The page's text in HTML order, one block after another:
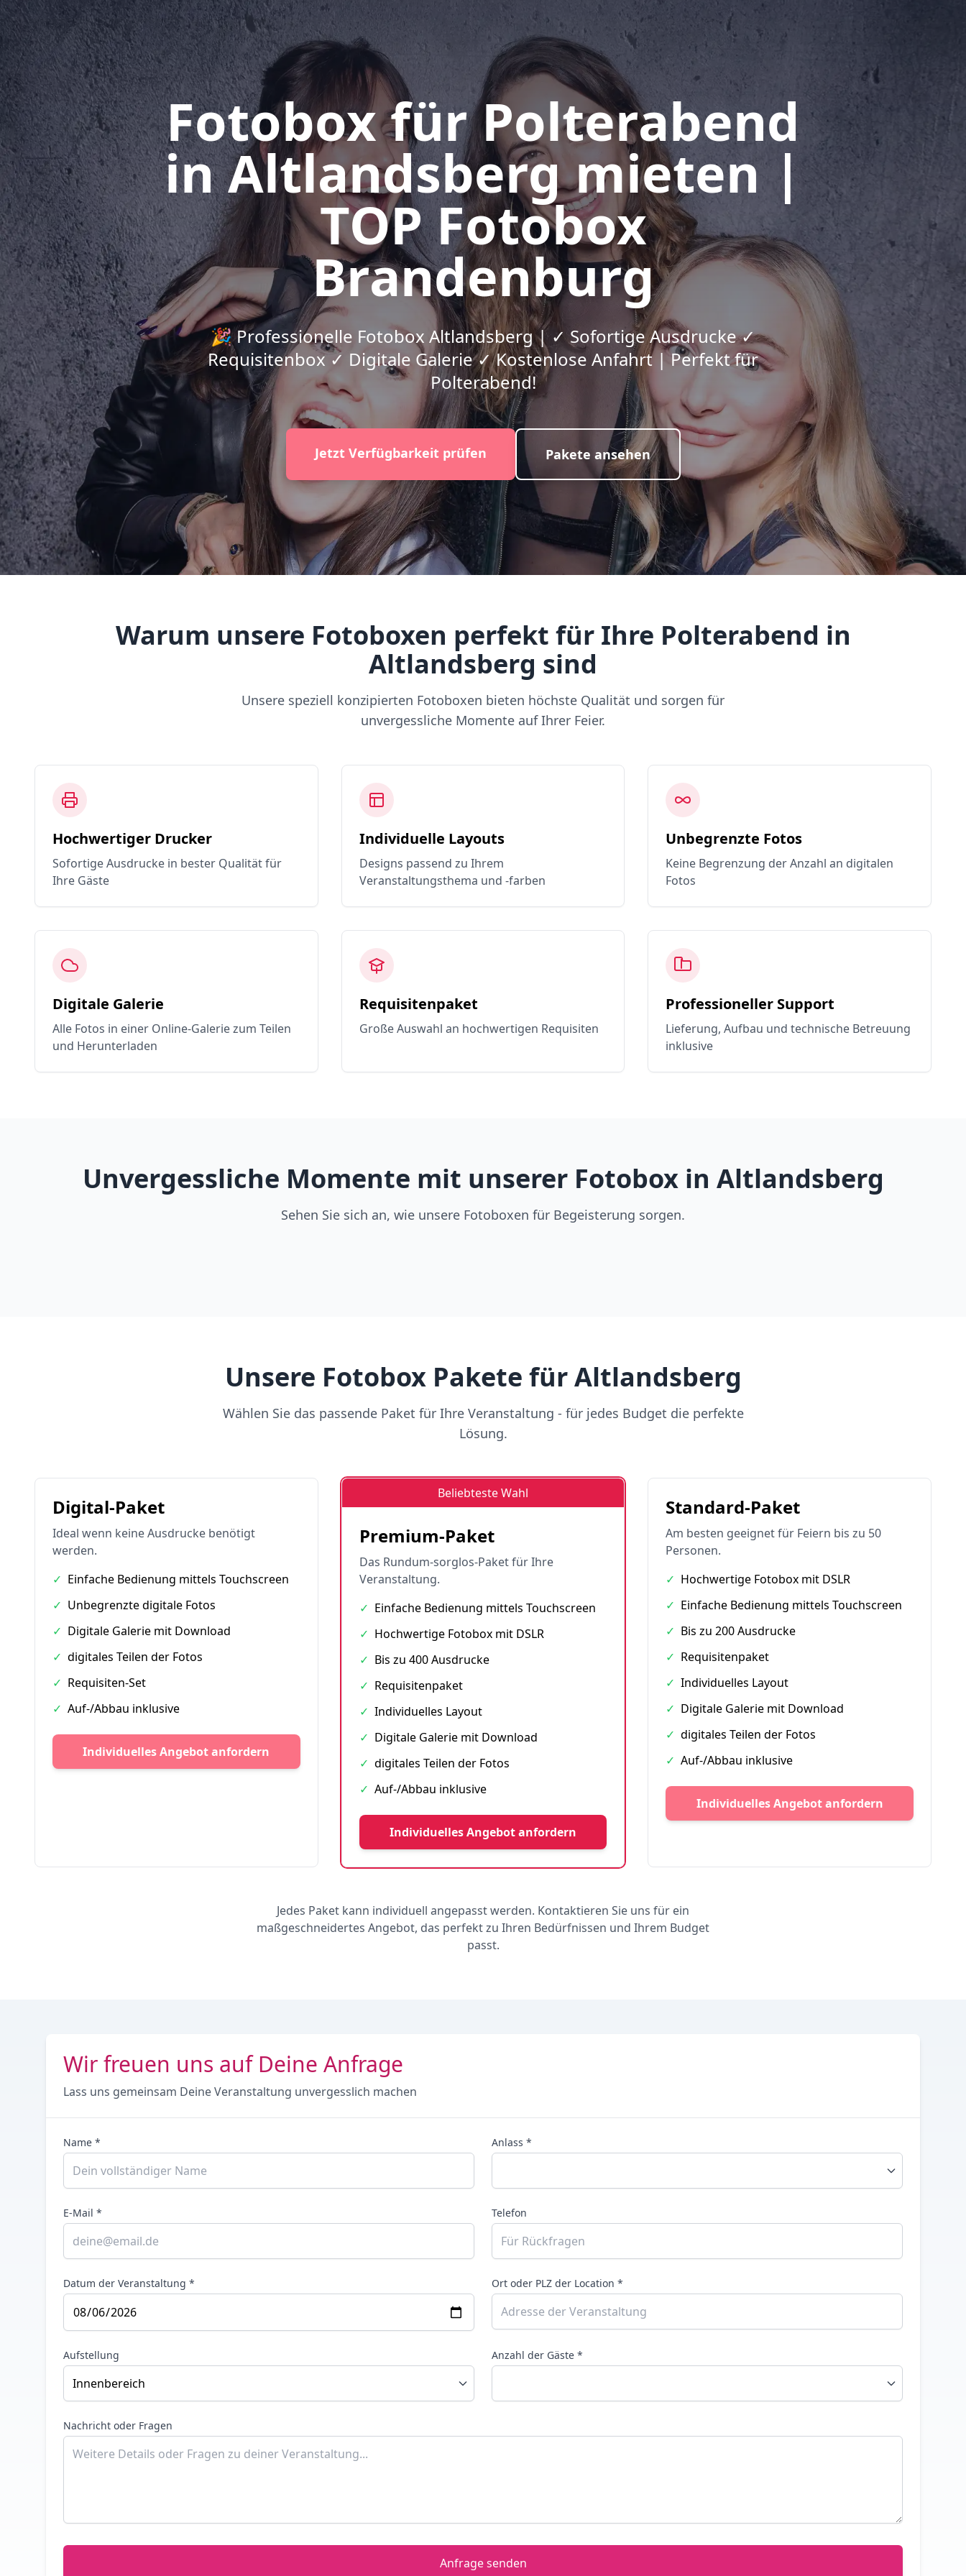
Fotobox für Polterabend
in Altlandsberg mieten |
TOP Fotobox
Brandenburg
🎉 Professionelle Fotobox Altlandsberg | ✓ Sofortige Ausdrucke ✓
Requisitenbox ✓ Digitale Galerie ✓ Kostenlose Anfahrt | Perfekt für
Polterabend!
Jetzt Verfügbarkeit prüfen Pakete ansehen
Warum unsere Fotoboxen perfekt für Ihre Polterabend in
Altlandsberg sind
Unsere speziell konzipierten Fotoboxen bieten höchste Qualität und sorgen für
unvergessliche Momente auf Ihrer Feier.
Hochwertiger Drucker
Sofortige Ausdrucke in bester Qualität für
Ihre Gäste
Individuelle Layouts
Designs passend zu Ihrem
Veranstaltungsthema und -farben
Unbegrenzte Fotos
Keine Begrenzung der Anzahl an digitalen
Fotos
Digitale Galerie
Alle Fotos in einer Online-Galerie zum Teilen
und Herunterladen
Requisitenpaket
Große Auswahl an hochwertigen Requisiten
Professioneller Support
Lieferung, Aufbau und technische Betreuung
inklusive
Unvergessliche Momente mit unserer Fotobox in Altlandsberg
Sehen Sie sich an, wie unsere Fotoboxen für Begeisterung sorgen.
Unsere Fotobox Pakete für Altlandsberg
Wählen Sie das passende Paket für Ihre Veranstaltung - für jedes Budget die perfekte
Lösung.
Digital-Paket
Ideal wenn keine Ausdrucke benötigt
werden.
✓ Einfache Bedienung mittels Touchscreen
✓ Unbegrenzte digitale Fotos
✓ Digitale Galerie mit Download
✓ digitales Teilen der Fotos
✓ Requisiten-Set
✓ Auf-/Abbau inklusive
Individuelles Angebot anfordern
Beliebteste Wahl
Premium-Paket
Das Rundum-sorglos-Paket für Ihre
Veranstaltung.
✓ Einfache Bedienung mittels Touchscreen
✓ Hochwertige Fotobox mit DSLR
✓ Bis zu 400 Ausdrucke
✓ Requisitenpaket
✓ Individuelles Layout
✓ Digitale Galerie mit Download
✓ digitales Teilen der Fotos
✓ Auf-/Abbau inklusive
Individuelles Angebot anfordern
Standard-Paket
Am besten geeignet für Feiern bis zu 50
Personen.
✓ Hochwertige Fotobox mit DSLR
✓ Einfache Bedienung mittels Touchscreen
✓ Bis zu 200 Ausdrucke
✓ Requisitenpaket
✓ Individuelles Layout
✓ Digitale Galerie mit Download
✓ digitales Teilen der Fotos
✓ Auf-/Abbau inklusive
Individuelles Angebot anfordern
Jedes Paket kann individuell angepasst werden. Kontaktieren Sie uns für ein
maßgeschneidertes Angebot, das perfekt zu Ihren Bedürfnissen und Ihrem Budget
passt.
Wir freuen uns auf Deine Anfrage
Lass uns gemeinsam Deine Veranstaltung unvergesslich machen
Name * Anlass *
E-Mail * Telefon
Datum der Veranstaltung * Ort oder PLZ der Location *
Aufstellung Anzahl der Gäste *
Nachricht oder Fragen
Anfrage senden